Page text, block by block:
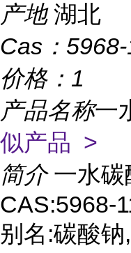
产地 湖北
Cas：
价格： 1
产品名称一
似产品 >
简介 一水碳
CAS:5968-
别名:碳酸